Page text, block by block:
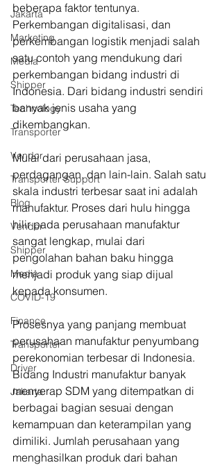
Jakarta
Marketing
Media
Shipper
Technology
Transporter
Vendor
Transporter Support
Blog
Vendor
Shipper
Media
COVID-19
Finance
Transporter
Driver
Jakarta
beberapa faktor tentunya.
Perkembangan digitalisasi, dan
perkembangan logistik menjadi salah
satu contoh yang mendukung dari
perkembangan bidang industri di
Indonesia. Dari bidang industri sendiri
banyak jenis usaha yang
dikembangkan.
Mulai dari perusahaan jasa,
perdagangan, dan lain-lain. Salah satu
skala industri terbesar saat ini adalah
manufaktur. Proses dari hulu hingga
hilir pada perusahaan manufaktur
sangat lengkap, mulai dari
pengolahan bahan baku hingga
menjadi produk yang siap dijual
kepada konsumen.
Prosesnya yang panjang membuat
perusahaan manufaktur penyumbang
perekonomian terbesar di Indonesia.
Bidang Industri manufaktur banyak
menyerap SDM yang ditempatkan di
berbagai bagian sesuai dengan
kemampuan dan keterampilan yang
dimiliki. Jumlah perusahaan yang
menghasilkan produk dari bahan